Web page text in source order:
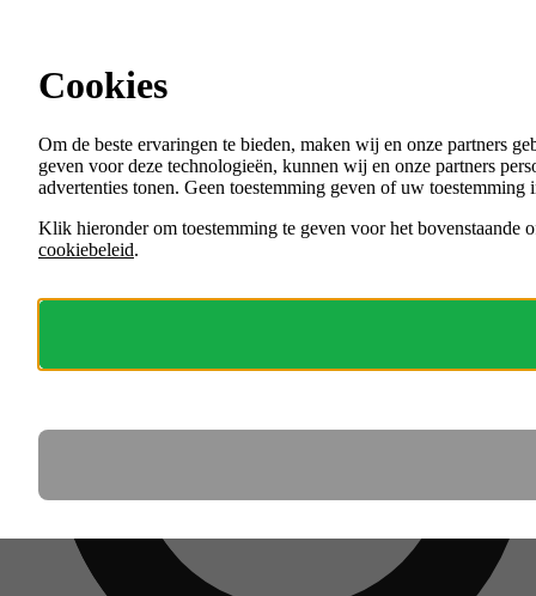
Menu
VACATURES
ORGANISATIES
Cookies
Om de beste ervaringen te bieden, maken wij en onze partners
geven voor deze technologieën, kunnen wij en onze partners
advertenties tonen. Geen toestemming geven of uw
Klik hieronder om toestemming te geven voor het bovenstaande
cookiebeleid.